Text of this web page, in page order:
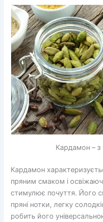
Кардамон – з
Кардамон
пряним смаком і
стимулює почуття. Його
пряні нотки, легку
робить його